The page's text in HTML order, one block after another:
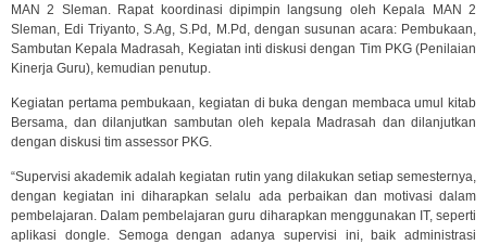
MAN 2 Sleman. Rapat koordinasi dipimpin langsung oleh Kepala MAN 2
Sleman, Edi Triyanto, S.Ag, S.Pd, M.Pd, dengan susunan acara: Pembukaan,
Sambutan Kepala Madrasah, Kegiatan inti diskusi dengan Tim PKG (Penilaian
Kinerja Guru), kemudian penutup.
Kegiatan pertama pembukaan, kegiatan di buka dengan membaca umul kitab
Bersama, dan dilanjutkan sambutan oleh kepala Madrasah dan dilanjutkan
dengan diskusi tim assessor PKG.
“Supervisi akademik adalah kegiatan rutin yang dilakukan setiap semesternya,
dengan kegiatan ini diharapkan selalu ada perbaikan dan motivasi dalam
pembelajaran. Dalam pembelajaran guru diharapkan menggunakan IT, seperti
aplikasi dongle. Semoga dengan adanya supervisi ini, baik administrasi